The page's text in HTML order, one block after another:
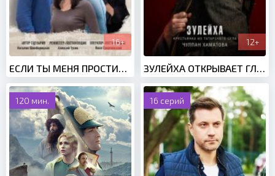
16+
ЕСЛИ ТЫ МЕНЯ ПРОСТИШЬ (2019)
12+
ЗУЛЕЙХА ОТКРЫВАЕТ ГЛАЗА (2020)
120 мин. 16 серий